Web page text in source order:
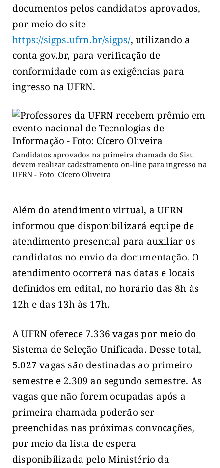
documentos pelos candidatos aprovados,
por meio do site
https://sigps.ufrn.br/sigps/, utilizando a
conta gov.br, para verificação de
conformidade com as exigências para
ingresso na UFRN.
Candidatos aprovados na primeira chamada do Sisu
devem realizar cadastramento on-line para ingresso na
UFRN - Foto: Cícero Oliveira
Além do atendimento virtual, a UFRN
informou que disponibilizará equipe de
atendimento presencial para auxiliar os
candidatos no envio da documentação. O
atendimento ocorrerá nas datas e locais
definidos em edital, no horário das 8h às
12h e das 13h às 17h.
A UFRN oferece 7.336 vagas por meio do
Sistema de Seleção Unificada. Desse total,
5.027 vagas são destinadas ao primeiro
semestre e 2.309 ao segundo semestre. As
vagas que não forem ocupadas após a
primeira chamada poderão ser
preenchidas nas próximas convocações,
por meio da lista de espera
disponibilizada pelo Ministério da